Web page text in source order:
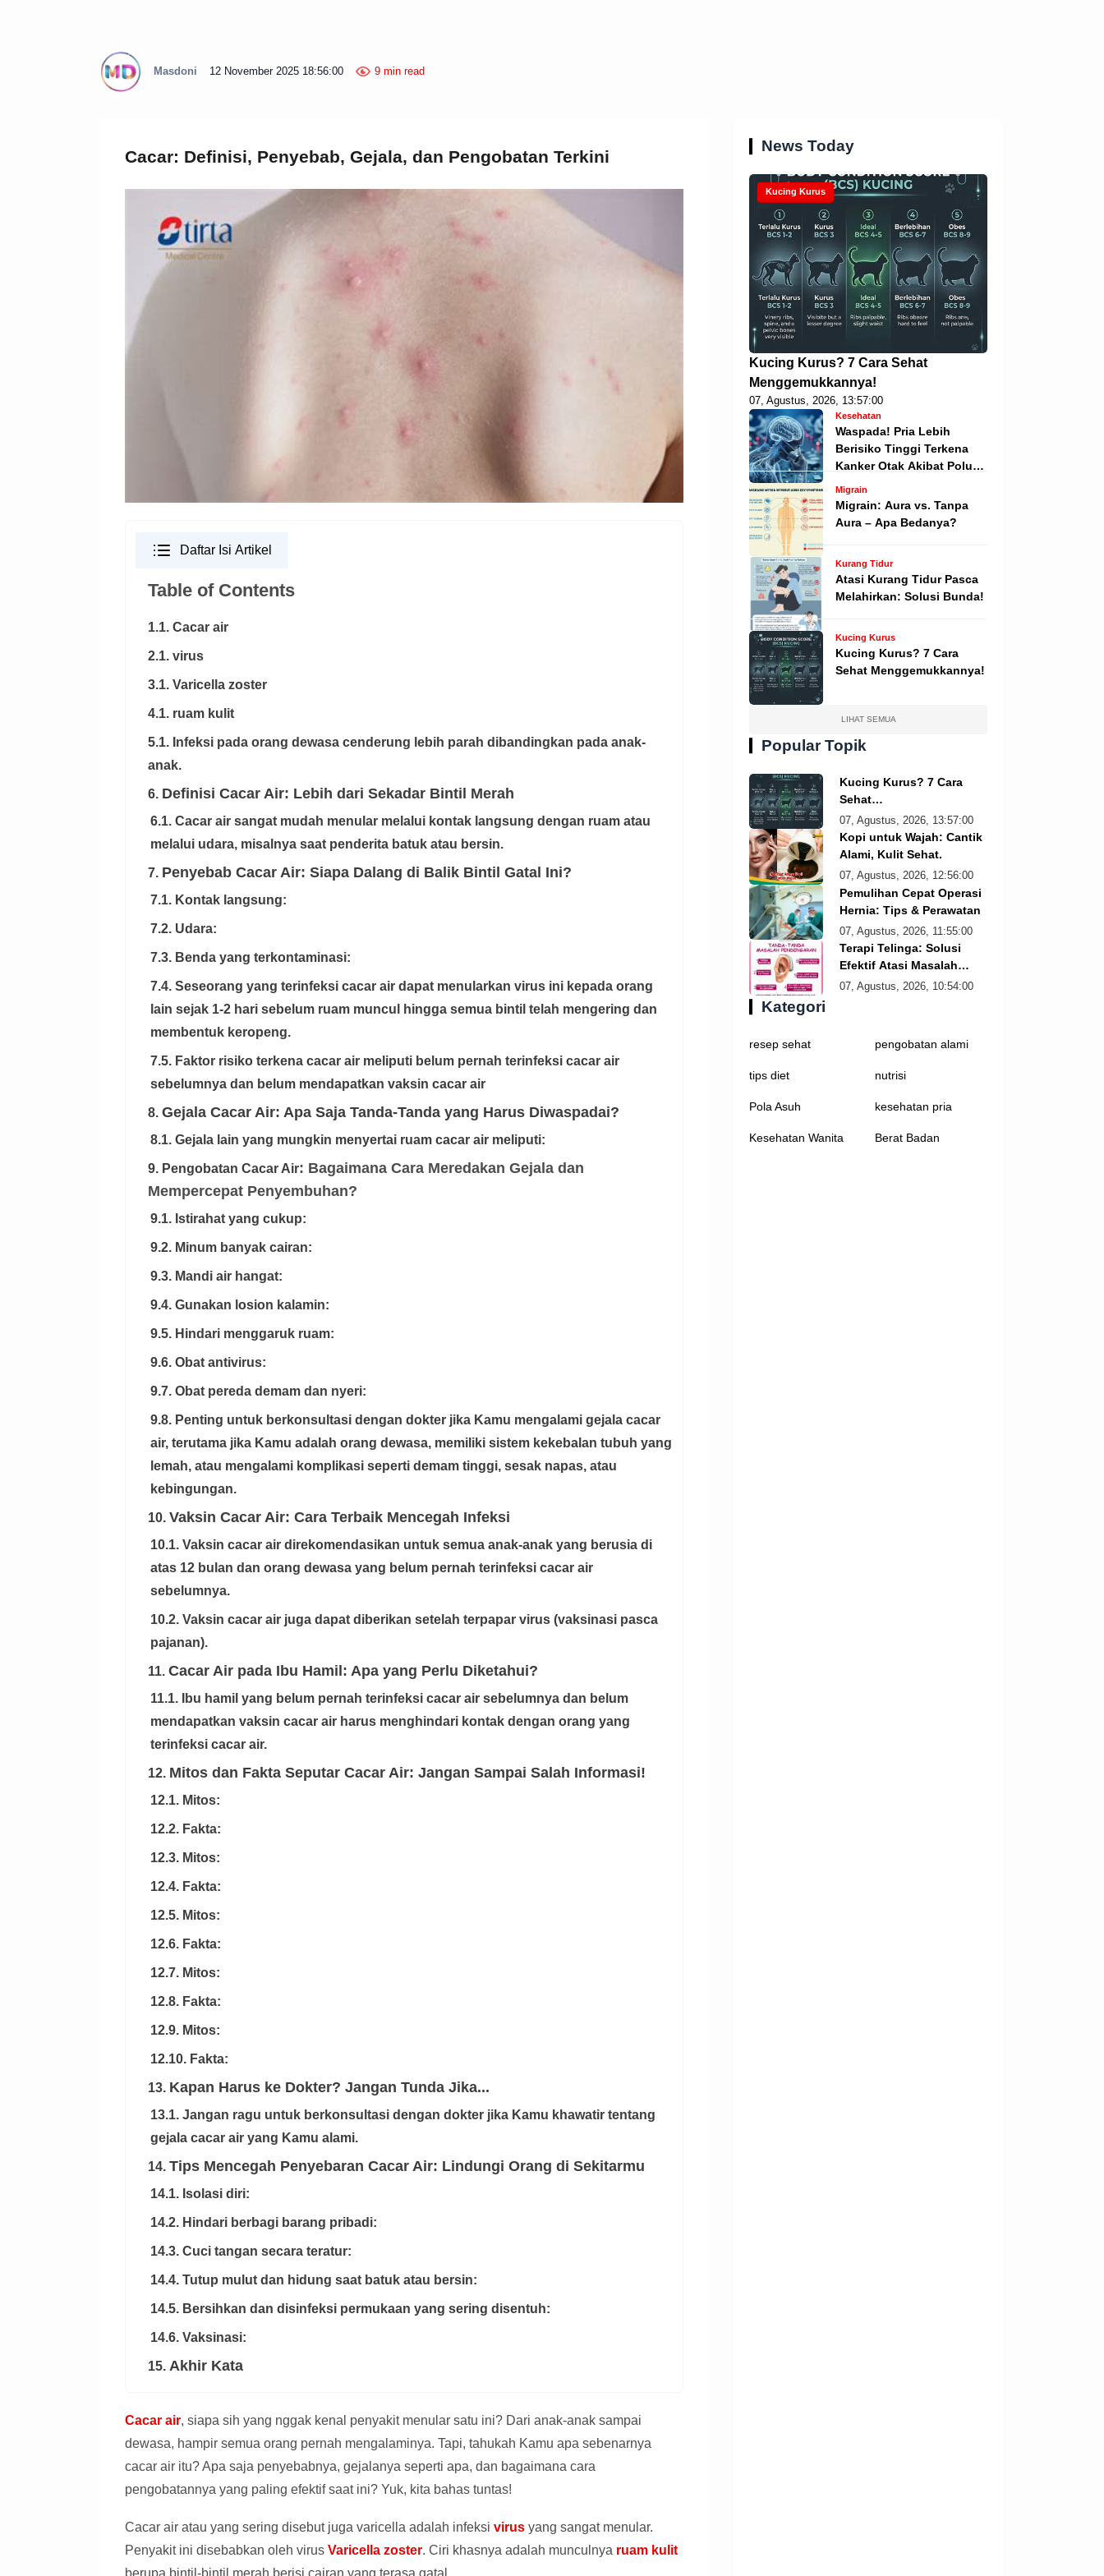
Masdoni 12 November 2025 18:56:00 9 min read
Cacar: Definisi, Penyebab, Gejala, dan Pengobatan Terkini
Daftar Isi Artikel
Table of Contents
1.1. Cacar air
2.1. virus
3.1. Varicella zoster
4.1. ruam kulit
5.1. Infeksi pada orang dewasa cenderung lebih parah dibandingkan pada anak-
anak.
6. Definisi Cacar Air: Lebih dari Sekadar Bintil Merah
6.1. Cacar air sangat mudah menular melalui kontak langsung dengan ruam atau
melalui udara, misalnya saat penderita batuk atau bersin.
7. Penyebab Cacar Air: Siapa Dalang di Balik Bintil Gatal Ini?
7.1. Kontak langsung:
7.2. Udara:
7.3. Benda yang terkontaminasi:
7.4. Seseorang yang terinfeksi cacar air dapat menularkan virus ini kepada orang
lain sejak 1-2 hari sebelum ruam muncul hingga semua bintil telah mengering dan
membentuk keropeng.
7.5. Faktor risiko terkena cacar air meliputi belum pernah terinfeksi cacar air
sebelumnya dan belum mendapatkan vaksin cacar air
8. Gejala Cacar Air: Apa Saja Tanda-Tanda yang Harus Diwaspadai?
8.1. Gejala lain yang mungkin menyertai ruam cacar air meliputi:
9. Pengobatan Cacar Air: Bagaimana Cara Meredakan Gejala dan
Mempercepat Penyembuhan?
9.1. Istirahat yang cukup:
9.2. Minum banyak cairan:
9.3. Mandi air hangat:
9.4. Gunakan losion kalamin:
9.5. Hindari menggaruk ruam:
9.6. Obat antivirus:
9.7. Obat pereda demam dan nyeri:
9.8. Penting untuk berkonsultasi dengan dokter jika Kamu mengalami gejala cacar
air, terutama jika Kamu adalah orang dewasa, memiliki sistem kekebalan tubuh yang
lemah, atau mengalami komplikasi seperti demam tinggi, sesak napas, atau
kebingungan.
10. Vaksin Cacar Air: Cara Terbaik Mencegah Infeksi
10.1. Vaksin cacar air direkomendasikan untuk semua anak-anak yang berusia di
atas 12 bulan dan orang dewasa yang belum pernah terinfeksi cacar air
sebelumnya.
10.2. Vaksin cacar air juga dapat diberikan setelah terpapar virus (vaksinasi pasca
pajanan).
11. Cacar Air pada Ibu Hamil: Apa yang Perlu Diketahui?
11.1. Ibu hamil yang belum pernah terinfeksi cacar air sebelumnya dan belum
mendapatkan vaksin cacar air harus menghindari kontak dengan orang yang
terinfeksi cacar air.
12. Mitos dan Fakta Seputar Cacar Air: Jangan Sampai Salah Informasi!
12.1. Mitos:
12.2. Fakta:
12.3. Mitos:
12.4. Fakta:
12.5. Mitos:
12.6. Fakta:
12.7. Mitos:
12.8. Fakta:
12.9. Mitos:
12.10. Fakta:
13. Kapan Harus ke Dokter? Jangan Tunda Jika...
13.1. Jangan ragu untuk berkonsultasi dengan dokter jika Kamu khawatir tentang
gejala cacar air yang Kamu alami.
14. Tips Mencegah Penyebaran Cacar Air: Lindungi Orang di Sekitarmu
14.1. Isolasi diri:
14.2. Hindari berbagi barang pribadi:
14.3. Cuci tangan secara teratur:
14.4. Tutup mulut dan hidung saat batuk atau bersin:
14.5. Bersihkan dan disinfeksi permukaan yang sering disentuh:
14.6. Vaksinasi:
15. Akhir Kata
Cacar air, siapa sih yang nggak kenal penyakit menular satu ini? Dari anak-anak sampai
dewasa, hampir semua orang pernah mengalaminya. Tapi, tahukah Kamu apa sebenarnya
cacar air itu? Apa saja penyebabnya, gejalanya seperti apa, dan bagaimana cara
pengobatannya yang paling efektif saat ini? Yuk, kita bahas tuntas!
Cacar air atau yang sering disebut juga varicella adalah infeksi virus yang sangat menular.
Penyakit ini disebabkan oleh virus Varicella zoster. Ciri khasnya adalah munculnya ruam kulit
berupa bintil-bintil merah berisi cairan yang terasa gatal.
News Today
Kucing Kurus
Kucing Kurus? 7 Cara Sehat
Menggemukkannya!
07, Agustus, 2026, 13:57:00
Kesehatan
Waspada! Pria Lebih
Berisiko Tinggi Terkena
Kanker Otak Akibat Polusi
Mendalam dan Riset
Terbarunya
Migrain
Migrain: Aura vs. Tanpa
Aura – Apa Bedanya?
Kurang Tidur
Atasi Kurang Tidur Pasca
Melahirkan: Solusi Bunda!
Kucing Kurus
Kucing Kurus? 7 Cara
Sehat Menggemukkannya!
LIHAT SEMUA
Popular Topik
Kucing Kurus? 7 Cara
Sehat
Menggemukkannya!
07, Agustus, 2026, 13:57:00
Kopi untuk Wajah: Cantik
Alami, Kulit Sehat.
07, Agustus, 2026, 12:56:00
Pemulihan Cepat Operasi
Hernia: Tips & Perawatan
07, Agustus, 2026, 11:55:00
Terapi Telinga: Solusi
Efektif Atasi Masalah
Pendengaran
07, Agustus, 2026, 10:54:00
Kategori
resep sehat pengobatan alami
tips diet nutrisi
Pola Asuh kesehatan pria
Kesehatan Wanita Berat Badan